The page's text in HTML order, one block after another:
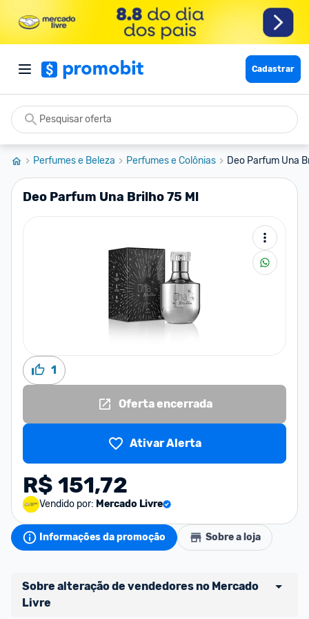
Cadastrar
Perfumes e Beleza Perfumes e Colônias Deo Parfum Una
Deo Parfum Una Brilho 75 Ml
1
Oferta encerrada
Ativar Alerta
R$ 151,72
Vendido por: Mercado Livre
Informações da promoção Sobre a loja
Sobre alteração de vendedores no Mercado
Livre